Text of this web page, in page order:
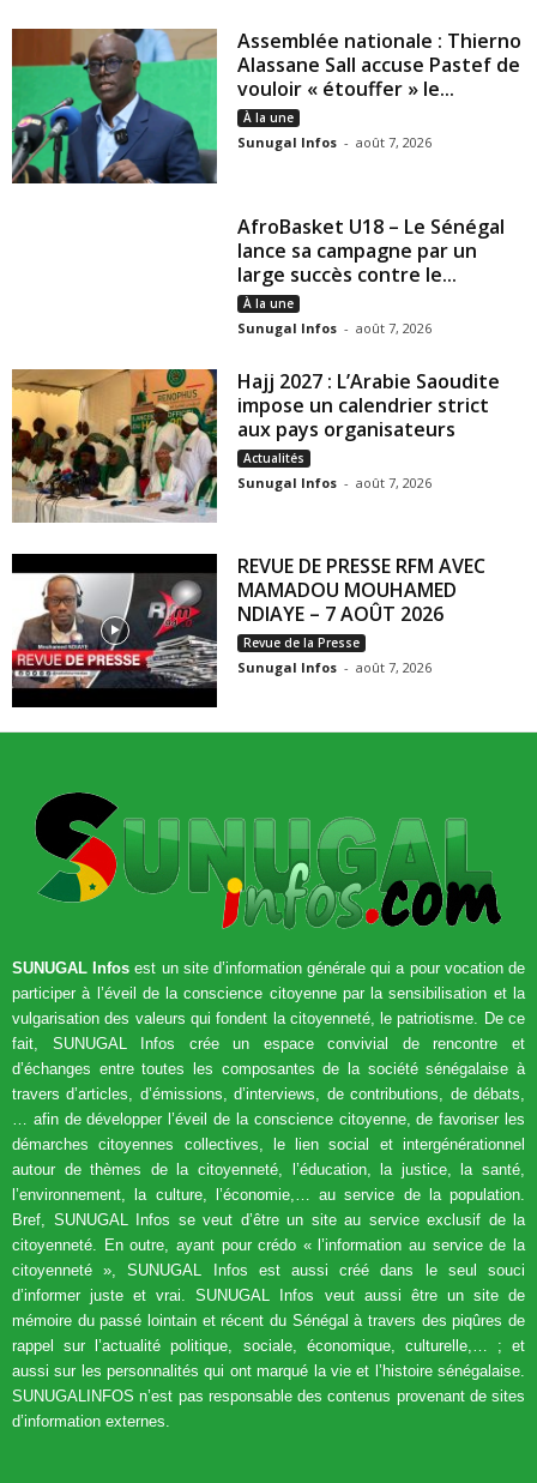
Assemblée nationale : Thierno
Alassane Sall accuse Pastef de
vouloir « étouffer » le...
À la une
Sunugal Infos - août 7, 2026
AfroBasket U18 – Le Sénégal
lance sa campagne par un
large succès contre le...
À la une
Sunugal Infos - août 7, 2026
Hajj 2027 : L’Arabie Saoudite
impose un calendrier strict
aux pays organisateurs
Actualités
Sunugal Infos - août 7, 2026
REVUE DE PRESSE RFM AVEC
MAMADOU MOUHAMED
NDIAYE – 7 AOÛT 2026
Revue de la Presse
Sunugal Infos - août 7, 2026
SUNUGAL Infos est un site d’information générale qui a pour vocation de
participer à l’éveil de la conscience citoyenne par la sensibilisation et la
vulgarisation des valeurs qui fondent la citoyenneté, le patriotisme. De ce
fait, SUNUGAL Infos crée un espace convivial de rencontre et
d’échanges entre toutes les composantes de la société sénégalaise à
travers d’articles, d’émissions, d’interviews, de contributions, de débats,
… afin de développer l’éveil de la conscience citoyenne, de favoriser les
démarches citoyennes collectives, le lien social et intergénérationnel
autour de thèmes de la citoyenneté, l’éducation, la justice, la santé,
l’environnement, la culture, l’économie,… au service de la population.
Bref, SUNUGAL Infos se veut d’être un site au service exclusif de la
citoyenneté. En outre, ayant pour crédo « l’information au service de la
citoyenneté », SUNUGAL Infos est aussi créé dans le seul souci
d’informer juste et vrai. SUNUGAL Infos veut aussi être un site de
mémoire du passé lointain et récent du Sénégal à travers des piqûres de
rappel sur l’actualité politique, sociale, économique, culturelle,… ; et
aussi sur les personnalités qui ont marqué la vie et l’histoire sénégalaise.
SUNUGALINFOS n’est pas responsable des contenus provenant de sites
d’information externes.